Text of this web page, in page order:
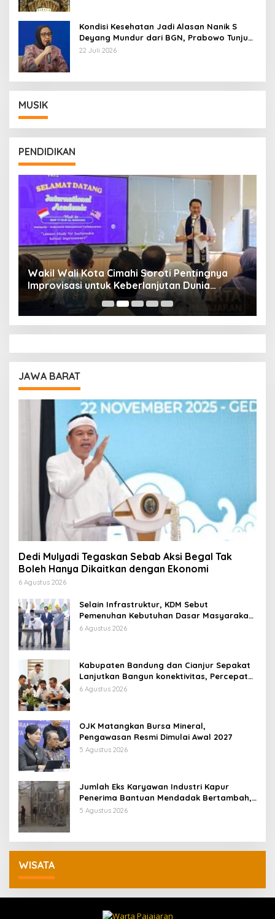
Kondisi Kesehatan Jadi Alasan Nanik S
Deyang Mundur dari BGN, Prabowo Tunjuk
Wamentan Sudaryono
22 Juli 2026
MUSIK
PENDIDIKAN
Wakil Wali Kota Cimahi Soroti Pentingnya
Improvisasi untuk Keberlanjutan Dunia
Pendidikan
JAWA BARAT
Dedi Mulyadi Tegaskan Sebab Aksi Begal Tak
Boleh Hanya Dikaitkan dengan Ekonomi
6 Agustus 2026
Selain Infrastruktur, KDM Sebut
Pemenuhan Kebutuhan Dasar Masyarakat
Jadi Fokus APBD Jabar 2027
6 Agustus 2026
Kabupaten Bandung dan Cianjur Sepakat
Lanjutkan Bangun konektivitas, Percepat
Pertumbuhan Ekonomi Daerah
6 Agustus 2026
OJK Matangkan Bursa Mineral,
Pengawasan Resmi Dimulai Awal 2027
5 Agustus 2026
Jumlah Eks Karyawan Industri Kapur
Penerima Bantuan Mendadak Bertambah,
KDM: Kita Identifikasi
5 Agustus 2026
WISATA